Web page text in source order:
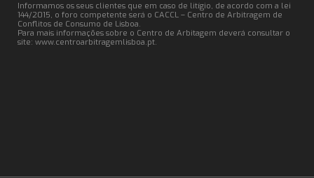
Informamos os seus clientes que em caso de litígio, de acordo com a lei
144/2015, o foro competente será o CACCL – Centro de Arbitragem de
Conflitos de Consumo de Lisboa.
Para mais informações sobre o Centro de Arbitagem deverá consultar o
site: www.centroarbitragemlisboa.pt.